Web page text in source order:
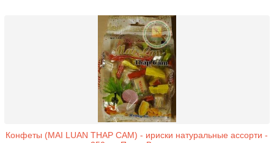
Конфеты (MAI LUAN THAP CAM) - ириски натуральные ассорти -